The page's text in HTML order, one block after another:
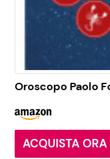
Oroscopo Paolo
ACQUISTA ORA